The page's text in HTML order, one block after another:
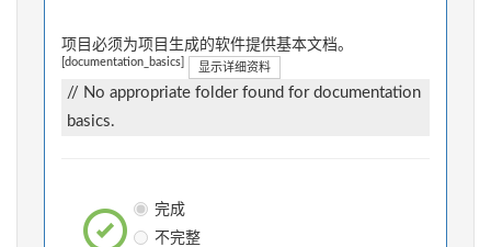
项目必须为项目生成的软件提供基本文档。
[documentation_basics] 显示详细资料
// No appropriate folder found for documentation
basics.
完成
不完整